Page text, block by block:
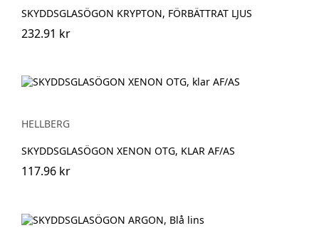
SKYDDSGLASÖGON KRYPTON, FÖRBÄTTRAT LJUS
232.91 kr
HELLBERG
SKYDDSGLASÖGON XENON OTG, KLAR AF/AS
117.96 kr